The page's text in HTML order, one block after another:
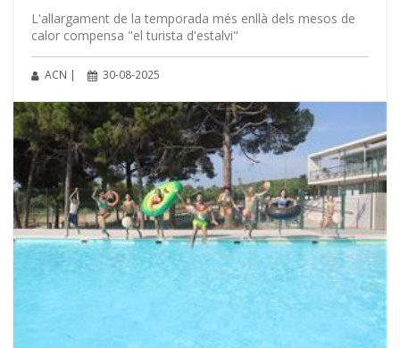
L'allargament de la temporada més enllà dels mesos de
calor compensa "el turista d'estalvi"
ACN | 30-08-2025